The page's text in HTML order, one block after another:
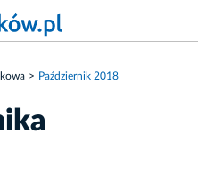
Październik 2018